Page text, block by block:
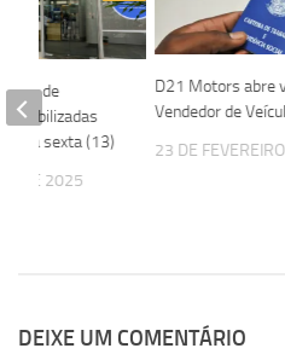
D21 Motors abre
Vendedor de
23 DE
de
sexta (13)
DE 2025
DEIXE UM COMENTÁRIO